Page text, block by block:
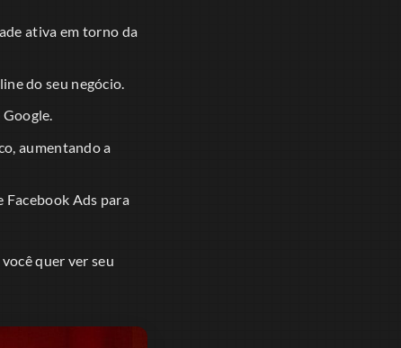
ativa em torno da
do seu negócio.
aumentando a
Facebook Ads para
quer ver seu